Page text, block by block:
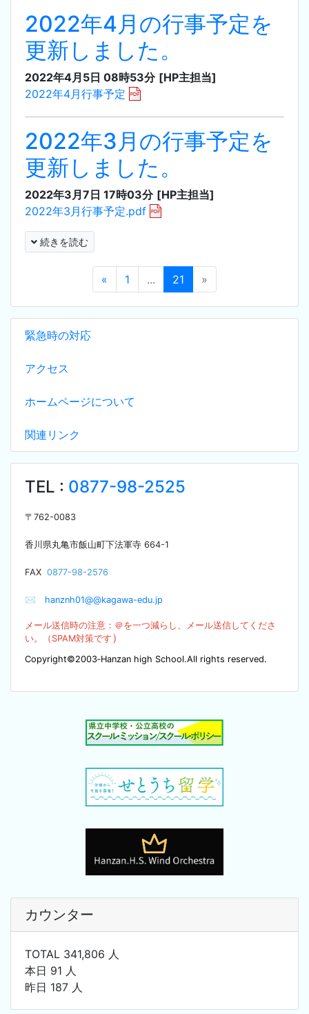
緊急時の対応
アクセス
ホームページについて
関連リンク
TEL : 0877-98-2525
〒 762-0083
香川県丸亀市飯山町下法軍寺 664-1
FAX 0877-98-2576
✉ hanznh01@@kagawa-edu.jp
メール送信時の注意：＠を一つ減らし、メール送信してくださ
い。（SPAM対策です ）
Copyright©2003‐Hanzan high School.All rights reserved.
カウンター
TOTAL 341,806 人
本日 91 人
昨日 187 人
2022年4月の行事予定を
更新しました。
2022年4月5日 08時53分 [HP主担当]
2022年4月行事予定
2022年3月の行事予定を
更新しました。
2022年3月7日 17時03分 [HP主担当]
2022年3月行事予定.pdf
続きを読む
« 1 ... 21 »